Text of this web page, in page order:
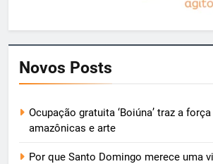
Novos Posts
Ocupação gratuita ‘Boiúna’ traz a
amazônicas e arte
Por que Santo Domingo merece uma